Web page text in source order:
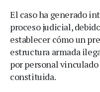
El caso ha generado
proceso judicial,
establecer cómo un
estructura armada
por personal
constituida.